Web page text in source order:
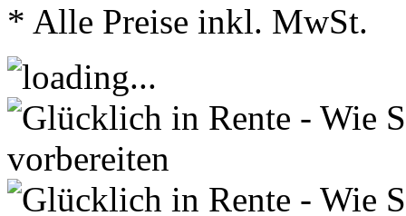
* Alle Preise inkl. MwSt.